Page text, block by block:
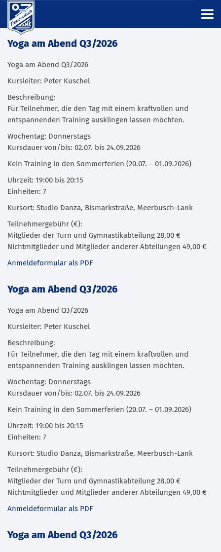
Yoga am Abend Q3/2026
Yoga am Abend Q3/2026
Kursleiter: Peter Kuschel
Beschreibung:
Für Teilnehmer, die den Tag mit einem kraftvollen und
entspannenden Training ausklingen lassen möchten.
Wochentag: Donnerstags
Kursdauer von/bis: 02.07. bis 24.09.2026
Kein Training in den Sommerferien (20.07. – 01.09.2026)
Uhrzeit: 19:00 bis 20:15
Einheiten: 7
Kursort: Studio Danza, Bismarkstraße, Meerbusch-Lank
Teilnehmergebühr (€):
Mitglieder der Turn und Gymnastikabteilung 28,00 €
Nichtmitglieder und Mitglieder anderer Abteilungen 49,00 €
Anmeldeformular als PDF
Yoga am Abend Q3/2026
Yoga am Abend Q3/2026
Kursleiter: Peter Kuschel
Beschreibung:
Für Teilnehmer, die den Tag mit einem kraftvollen und
entspannenden Training ausklingen lassen möchten.
Wochentag: Donnerstags
Kursdauer von/bis: 02.07. bis 24.09.2026
Kein Training in den Sommerferien (20.07. – 01.09.2026)
Uhrzeit: 19:00 bis 20:15
Einheiten: 7
Kursort: Studio Danza, Bismarkstraße, Meerbusch-Lank
Teilnehmergebühr (€):
Mitglieder der Turn und Gymnastikabteilung 28,00 €
Nichtmitglieder und Mitglieder anderer Abteilungen 49,00 €
Anmeldeformular als PDF
Yoga am Abend Q3/2026